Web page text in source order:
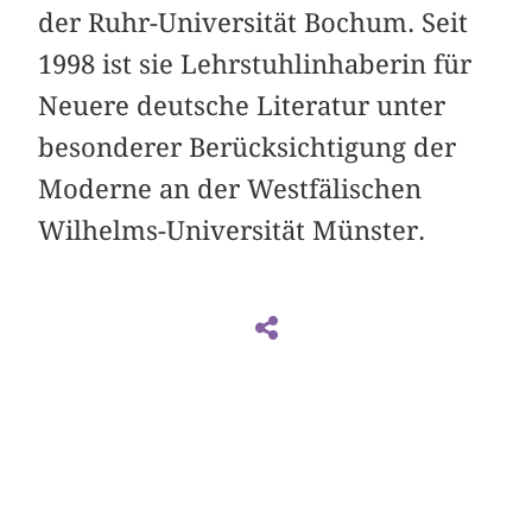
der Ruhr-Universität Bochum. Seit
1998 ist sie Lehrstuhlinhaberin für
Neuere deutsche Literatur unter
besonderer Berücksichtigung der
Moderne an der Westfälischen
Wilhelms-Universität Münster.